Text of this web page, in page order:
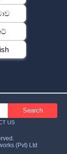
US
(Pvt) Ltd